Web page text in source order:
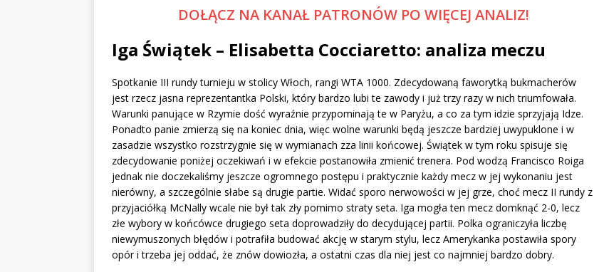
DOŁĄCZ NA KANAŁ PATRONÓW PO WIĘCEJ ANALIZ!
Iga Świątek – Elisabetta Cocciaretto: analiza meczu
Spotkanie III rundy turnieju w stolicy Włoch, rangi WTA 1000. Zdecydowaną faworytką bukmacherów
jest rzecz jasna reprezentantka Polski, który bardzo lubi te zawody i już trzy razy w nich triumfowała.
Warunki panujące w Rzymie dość wyraźnie przypominają te w Paryżu, a co za tym idzie sprzyjają Idze.
Ponadto panie zmierzą się na koniec dnia, więc wolne warunki będą jeszcze bardziej uwypuklone i w
zasadzie wszystko rozstrzygnie się w wymianach zza linii końcowej. Świątek w tym roku spisuje się
zdecydowanie poniżej oczekiwań i w efekcie postanowiła zmienić trenera. Pod wodzą Francisco Roiga
jednak nie doczekaliśmy jeszcze ogromnego postępu i praktycznie każdy mecz w jej wykonaniu jest
nierówny, a szczególnie słabe są drugie partie. Widać sporo nerwowości w jej grze, choć mecz II rundy z
przyjaciółką McNally wcale nie był tak zły pomimo straty seta. Iga mogła ten mecz domknąć 2-0, lecz
złe wybory w końcówce drugiego seta doprowadziły do decydującej partii. Polka ograniczyła liczbę
niewymuszonych błędów i potrafiła budować akcję w starym stylu, lecz Amerykanka postawiła spory
opór i trzeba jej oddać, że znów dowiozła, a ostatni czas dla niej jest co najmniej bardzo dobry.